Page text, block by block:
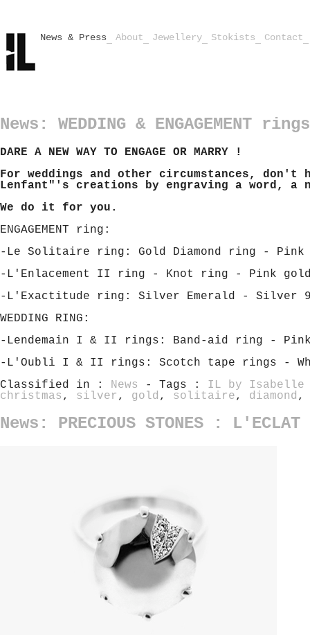
News & Press About Jewellery Stokists Contact
News: WEDDING & ENGAGEMENT rings
DARE A NEW WAY TO ENGAGE OR MARRY !
For weddings and other circumstances,
Lenfant"'s creations by engraving a word,
We do it for you.
ENGAGEMENT ring:
-Le Solitaire ring: Gold Diamond ring - Pink
-L'Enlacement II ring - Knot ring - Pink
-L'Exactitude ring: Silver Emerald - Silver
WEDDING RING:
-Lendemain I & II rings: Band-aid ring - Pink
-L'Oubli I & II rings: Scotch tape rings -
Classified in : News - Tags : IL by Isabelle
christmas , silver , gold , solitaire, diamond
News: PRECIOUS STONES :